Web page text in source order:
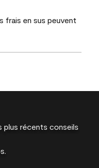
frais en sus peuvent
plus récents conseils